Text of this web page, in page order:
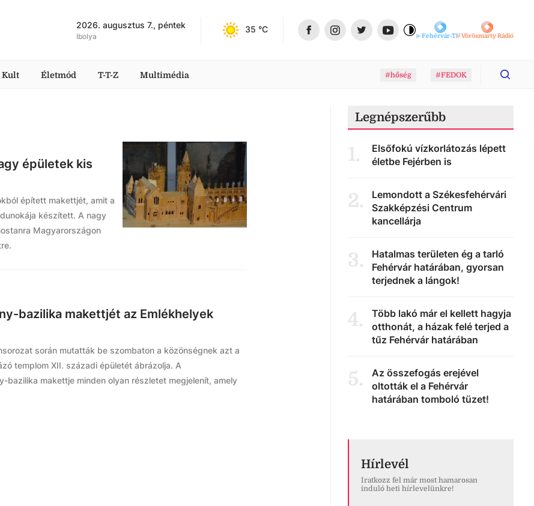
2026. augusztus 7., péntek
Ibolya
35 °C
Fehérvár-TVVörösmarty Rádió
Kult Életmód T-T-Z Multimédia #hőség #FEDOK
épületek kis
épített makettjét, amit a
készített. A nagy
Magyarországon
bazilika makettjét az Emlékhelyek
során mutatták be szombaton a közönségnek azt a
templom XII. századi épületét ábrázolja. A
makettje minden olyan részletet megjelenít, amely
Legnépszerűbb
1.
Elsőfokú vízkorlátozás lépett
életbe Fejérben is
2.
Lemondott a Székesfehérvári
Szakképzési Centrum
kancellárja
3.
Hatalmas területen ég a tarló
Fehérvár határában, gyorsan
terjednek a lángok!
4.
Több lakó már el kellett hagyja
otthonát, a házak felé terjed a
tűz Fehérvár határában
5.
Az összefogás erejével
oltották el a Fehérvár
határában tomboló tüzet!
Hírlevél
Iratkozz fel már most hamarosan
induló heti hírlevelünkre!